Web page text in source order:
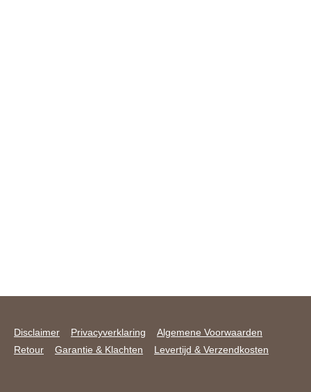
Disclaimer Privacyverklaring
Algemene Voorwaarden
Retour
Garantie & Klachten Levertijd & Verzendkosten